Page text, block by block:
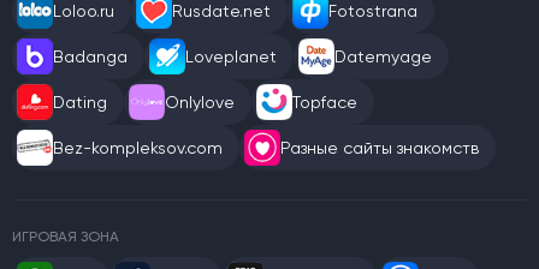
Loloo.ru Rusdate.net Fotostrana
Badanga Loveplanet Datemyage
Dating Onlylove Topface
Bez-kompleksov.com Разные сайты знакомств
ИГРОВАЯ ЗОНА